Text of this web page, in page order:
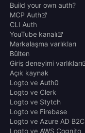
Build your own auth?
MCP Auth
CLI Auth
YouTube kanalı
Markalaşma varlıkları
Bülten
Giriş deneyimi varlıkları
Açık kaynak
Logto ve Auth0
Logto ve Clerk
Logto ve Stytch
Logto ve Firebase
Logto ve Azure AD B2C
Logto ve AWS Cognito